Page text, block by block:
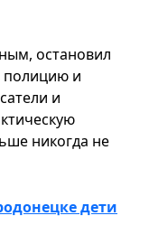
остановил
полицию и
и
никогда не
дети